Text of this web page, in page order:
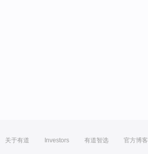
关于有道 Investors 有道智选 官方博客